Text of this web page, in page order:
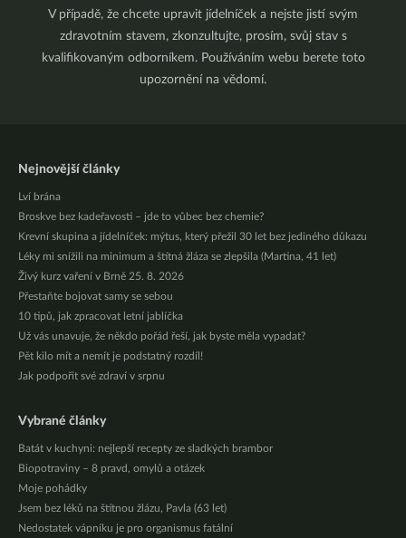
V případě, že chcete upravit jídelníček a nejste jistí svým
zdravotním stavem, zkonzultujte, prosím, svůj stav s
kvalifikovaným odborníkem. Používáním webu berete toto
upozornění na vědomí.
Nejnovější články
Lví brána
Broskve bez kadeřavosti – jde to vůbec bez chemie?
Krevní skupina a jídelníček: mýtus, který přežil 30 let bez jediného důkazu
Léky mi snížili na minimum a štítná žláza se zlepšila (Martina, 41 let)
Živý kurz vaření v Brně 25. 8. 2026
Přestaňte bojovat samy se sebou
10 tipů, jak zpracovat letní jablíčka
Už vás unavuje, že někdo pořád řeší, jak byste měla vypadat?
Pět kilo mít a nemít je podstatný rozdíl!
Jak podpořit své zdraví v srpnu
Vybrané články
Batát v kuchyni: nejlepší recepty ze sladkých brambor
Biopotraviny – 8 pravd, omylů a otázek
Moje pohádky
Jsem bez léků na štítnou žlázu, Pavla (63 let)
Nedostatek vápníku je pro organismus fatální